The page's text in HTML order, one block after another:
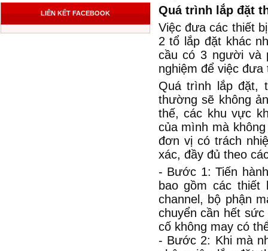
LIÊN KẾT FACEBOOK
Quá trình lắp đặt
Việc đưa các thiết
2 tổ lắp đặt khác
cầu có 3 người và
nghiệm để việc
Quá trình lắp đặt,
thường sẽ không
thế, các khu vực
của mình mà
đơn vị có trách
xác, đầy đủ theo
- Bước 1: Tiến
bao gồm các
channel, bộ phận
chuyển cần hết
cố không may có
- Bước 2: Khi mà